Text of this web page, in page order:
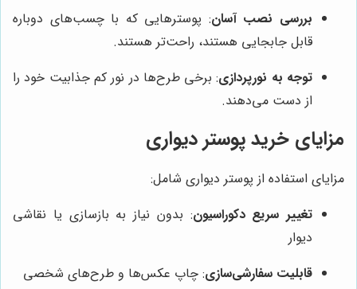
بررسی نصب آسان: پوسترهایی که با چسب‌های دوباره
قابل جابجایی هستند، راحت‌تر هستند.
توجه به نورپردازی: برخی طرح‌ها در نور کم جذابیت خود را
از دست می‌دهند.
مزایای خرید پوستر دیواری
مزایای استفاده از پوستر دیواری شامل:
تغییر سریع دکوراسیون: بدون نیاز به بازسازی یا نقاشی
دیوار
قابلیت سفارشی‌سازی: چاپ عکس‌ها و طرح‌های شخصی